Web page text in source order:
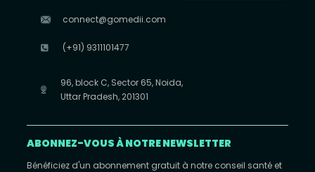
connect@gomedii.com
(+91) 9311101477
96, block C, Sector 65, Noida,
Uttar Pradesh, 201301
ABONNEZ-VOUS À NOTRE NEWSLETTER
Bénéficiez d'un abonnement gratuit à notre conseil santé et